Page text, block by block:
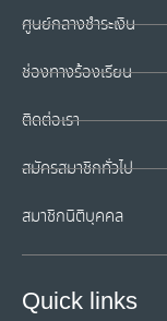
ศูนย์กลางชำระเงิน
ช่องทางร้องเรียน
ติดต่อเรา
สมัครสมาชิกทั่วไป
สมาชิกนิติบุคคล
Quick links